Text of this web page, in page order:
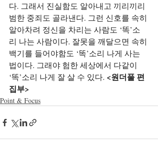
다. 그래서 진실함도 알아내고 끼리끼리
범한 중죄도 골라낸다. 그런 신호를 속히
알아차려 정신을 차리는 사람도 ‘똑’소
리 나는 사람이다. 잘못을 깨달으면 속히
백기를 들어야함도 ‘똑’소리 나게 사는
법이다. 그래야 험한 세상에서 다같이
‘똑’소리 나게 잘 살 수 있다. <원더풀 편
집부>
Point & Focus